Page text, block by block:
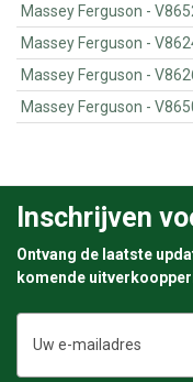
Inschrijven
Ontvang de laatste
komende
mailadres